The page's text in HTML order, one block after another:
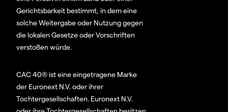
Gerichtsbarkeit bestimmt, in dem eine
solche Weitergabe oder Nutzung gegen
die lokalen Gesetze oder Vorschriften
verstoßen würde.
CAC 40® ist eine eingetragene Marke
der Euronext N.V. oder ihrer
Tochtergesellschaften. Euronext N.V.